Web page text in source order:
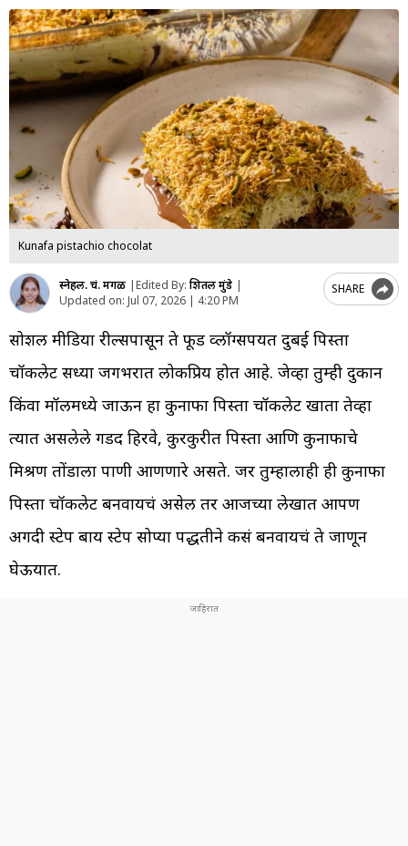
Kunafa pistachio chocolat
स्नेहल. चं. मेंगळ |Edited By: शितल मुंडे |
Updated on: Jul 07, 2026 | 4:20 PM
SHARE
सोशल मीडिया रील्सपासून ते फूड व्लॉग्सपर्यंत दुबई पिस्ता
चॉकलेट सध्या जगभरात लोकप्रिय होत आहे. जेव्हा तुम्ही दुकान
किंवा मॉलमध्ये जाऊन हा कुनाफा पिस्ता चॉकलेट खाता तेव्हा
त्यात असलेले गडद हिरवे, कुरकुरीत पिस्ता आणि कुनाफाचे
मिश्रण तोंडाला पाणी आणणारे असते. जर तुम्हालाही ही कुनाफा
पिस्ता चॉकलेट बनवायचं असेल तर आजच्या लेखात आपण
अगदी स्टेप बाय स्टेप सोप्या पद्धतीने कसं बनवायचं ते जाणून
घेऊयात.